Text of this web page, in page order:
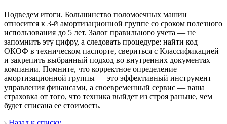
Подведем итоги. Большинство поломоечных машин
относится к 3-й амортизационной группе со сроком полезного
использования до 5 лет. Залог правильного учета — не
запомнить эту цифру, а следовать процедуре: найти код
ОКОФ в техническом паспорте, свериться с Классификацией
и закрепить выбранный подход во внутренних документах
компании. Помните, что корректное определение
амортизационной группы — это эффективный инструмент
управления финансами, а своевременный сервис — ваша
страховка от того, что техника выйдет из строя раньше, чем
будет списана ее стоимость.